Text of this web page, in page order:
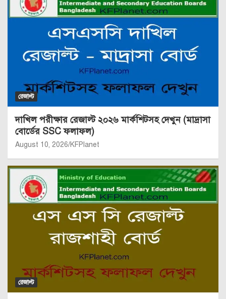
রেজাল্ট
দাখিল পরীক্ষার রেজাল্ট ২০২৬ মার্কশিটসহ দেখুন (মাদ্রাসা
বোর্ডের SSC ফলাফল)
August 10, 2026 KFPlanet
রেজাল্ট